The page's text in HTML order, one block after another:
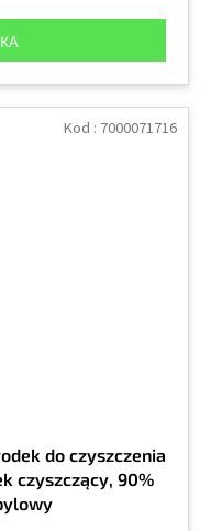
do czyszczenia
czyszczący, 90%
Kod : 7000071716